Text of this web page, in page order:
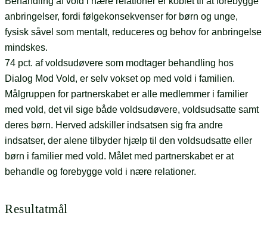
anbringelser, fordi følgekonsekvenser for børn og unge,
fysisk såvel som mentalt, reduceres og behov for anbringelse
mindskes.
74 pct. af voldsudøvere som modtager behandling hos
Dialog Mod Vold, er selv vokset op med vold i familien.
Målgruppen for partnerskabet er alle medlemmer i familier
med vold, det vil sige både voldsudøvere, voldsudsatte samt
deres børn. Herved adskiller indsatsen sig fra andre
indsatser, der alene tilbyder hjælp til den voldsudsatte eller
børn i familier med vold. Målet med partnerskabet er at
behandle og forebygge vold i nære relationer.
Resultatmål